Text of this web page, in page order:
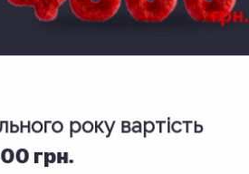
року вартість
грн.
якостей: